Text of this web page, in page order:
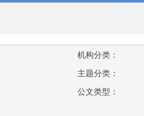
机构分类：
主题分类：
公文类型：